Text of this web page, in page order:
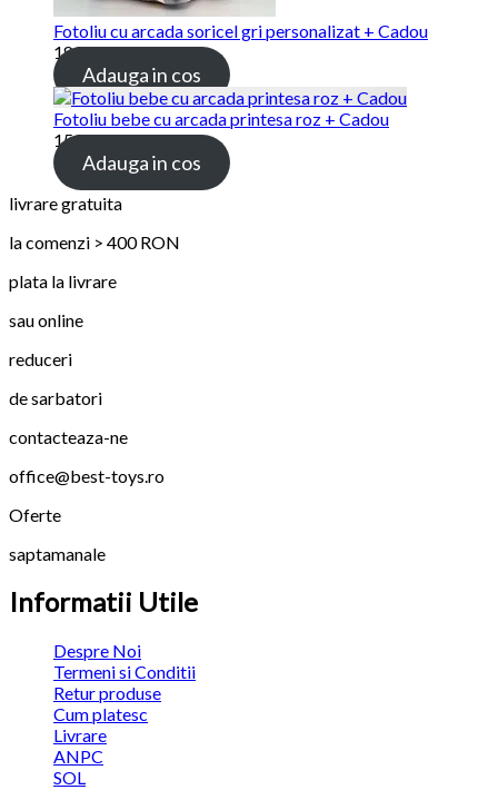
Fotoliu cu arcada soricel gri personalizat + Cadou
189.00 lei
Adauga in cos
Fotoliu bebe cu arcada printesa roz + Cadou
159.00 lei
Adauga in cos
livrare gratuita
la comenzi > 400 RON
plata la livrare
sau online
reduceri
de sarbatori
contacteaza-ne
office@best-toys.ro
Oferte
saptamanale
Informatii Utile
Despre Noi
Termeni si Conditii
Retur produse
Cum platesc
Livrare
ANPC
SOL